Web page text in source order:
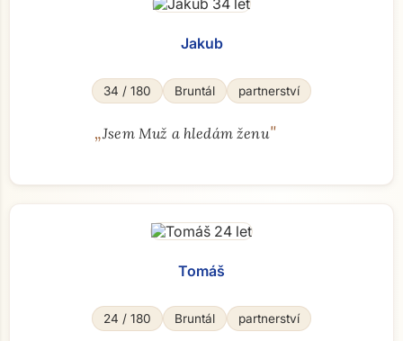
Jakub
34 / 180 Bruntál partnerství
„Jsem Muž a hledám ženu"
Tomáš
24 / 180 Bruntál partnerství